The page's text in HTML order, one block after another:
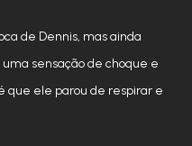
de Dennis, mas ainda
sensação de choque e
que ele parou de respirar e